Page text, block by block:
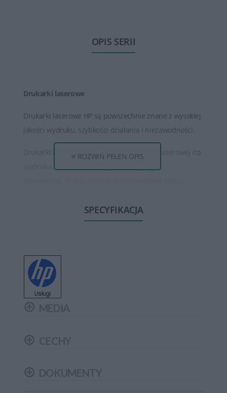
OPIS SERII
Drukarki laserowe
Drukarki laserowe HP są powszechnie znane z wysokiej
jakości wydruku, szybkości działania i niezawodności.
Drukarki laserowe HP używają technologii laserowej do
tonera na obszary naświetlone i przeniesienie go na
papier, tworząc wydrukowany obraz.
doskonałą jakość wydruku tekstów, grafik i obrazów.
Tonery laserowe zapewniają ostry, wyraźny i trwały
wydruk, co jest idealne zarówno do dokumentów
tekstowych, jak i grafik.
szczególnie w przypadku wydruku dużych ilości
prędkości drukowania na minutę, co sprawia, że są
ROZWIŃ PEŁEN OPIS
SPECYFIKACJA